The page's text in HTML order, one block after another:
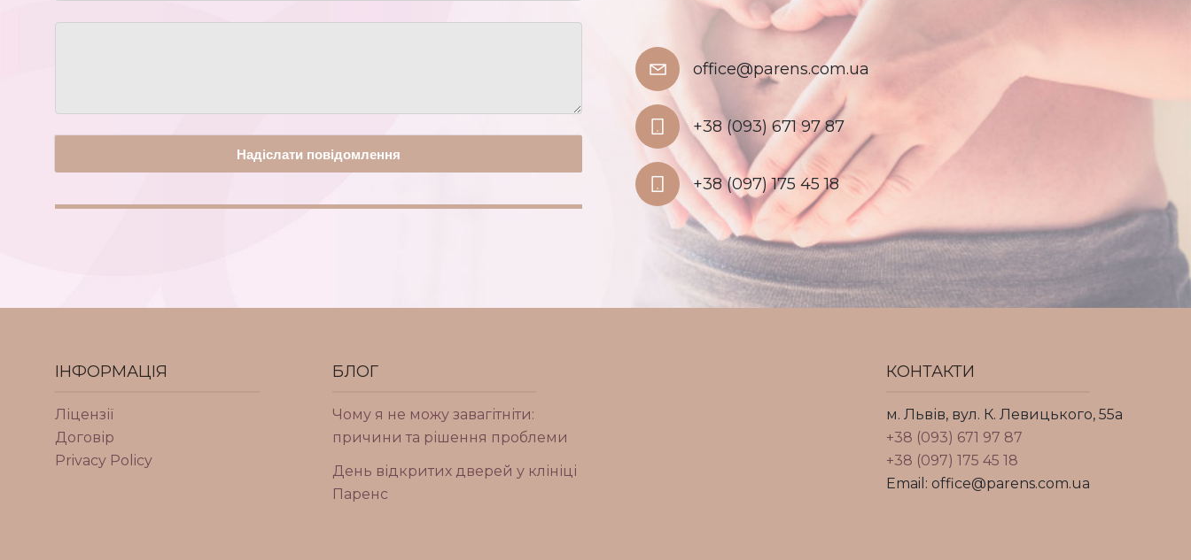
office@parens.com.ua
+38 (093) 671 97 87
+38 (097) 175 45 18
ІНФОРМАЦІЯ
Ліцензії
Договір
Privacy Policy
БЛОГ
Чому я не можу завагітніти:
причини та рішення проблеми
День відкритих дверей у клініці
Паренс
КОНТАКТИ
м. Львів, вул. К. Левицького, 55а
+38 (093) 671 97 87
+38 (097) 175 45 18
Email: office@parens.com.ua